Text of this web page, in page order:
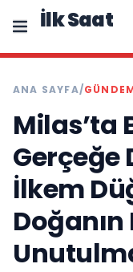
İlk Saat
ANA SAYFA/
Milas’ta
Gerçeğe
İlkem